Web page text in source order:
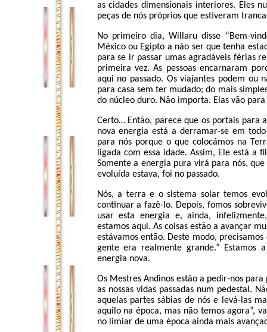
as cidades dimensionais interiores. Eles
peças de nós próprios que estiveram
No primeiro dia, Willaru disse “Bem-
México ou Egipto a não ser que tenha
para se ir passar umas agradáveis férias
primeira vez. As pessoas encarnaram
aqui no passado. Os viajantes podem ou
para casa sem ter mudado; do mais
do núcleo duro. Não importa. Elas vão para
Certo… Então, parece que os portais para
nova energia está a derramar-se em
para nós porque o que colocámos na
ligada com essa idade. Assim, Ele está
Somente a energia pura virá para nós,
evoluída estava, foi no passado.
Nós, a terra e o sistema solar temos
continuar a fazê-lo. Depois, fomos
usar esta energia e, ainda,
estamos aqui. As coisas estão a avançar
estávamos então. Deste modo,
gente era realmente grande.” Estamos
energia nova.
Os Mestres Andinos estão a pedir-nos
as nossas vidas passadas num pedestal.
aquelas partes sábias de nós e levá-las
aquilo na época, mas não temos agora”,
no limiar de uma época ainda mais